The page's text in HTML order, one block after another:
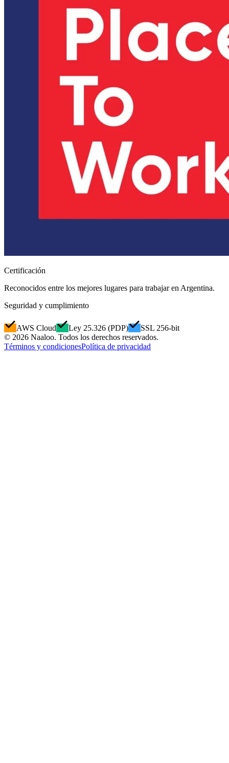
Certificación
Reconocidos entre los mejores lugares para trabajar en Argentina.
Seguridad y cumplimiento
AWS Cloud Ley 25.326 (PDP)
SSL 256-bit
© 2026 Naaloo. Todos los derechos reservados.
Términos y condicionesPolítica de privacidad